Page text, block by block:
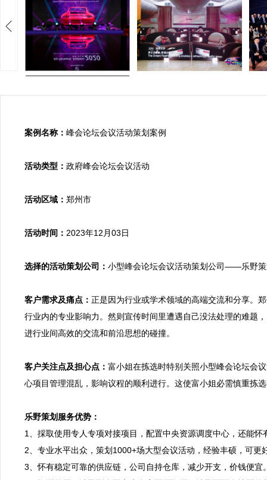
案例名称： 峰会论坛会议活动策划案例
活动类型： 政府峰会论坛会议活动
活动区域： 郑州市
活动时间： 2023年12月03日
选择的活动策划公司： 小型峰会论坛会议活动策划公司——乐野
客户需求及痛点： 正是因为行业或学术领域的高端交流和分享。
行业内的专业影响力。然则宣传时间里遭遇自己没法处理的难题
进行业间高效的交流和前沿思想的碰撞。
客户关注点及担心点： 富小姐在拣选时特别关照小型峰会论坛会
心项目管理混乱，影响议程的顺利进行。这使富小姐必需慎重拣
乐野策划服务优势：
1、採取使用专人专项对接项目，配置中央资源调度中心，还能
2、专业水平出众，策划1000+场大型会议活动，经验丰硕，可更
3、怀有稳定可靠的供应链，公司自持仓库，减少开支，价钱便宜